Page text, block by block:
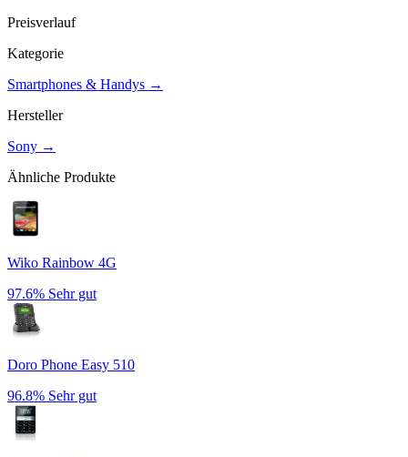
Preisverlauf
Kategorie
Smartphones & Handys →
Hersteller
Sony →
Ähnliche Produkte
Wiko Rainbow 4G
97.6% Sehr gut
Doro Phone Easy 510
96.8% Sehr gut